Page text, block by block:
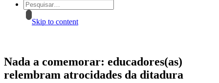
Skip to content
Nada a comemorar: educadores(as)
relembram atrocidades da ditadura